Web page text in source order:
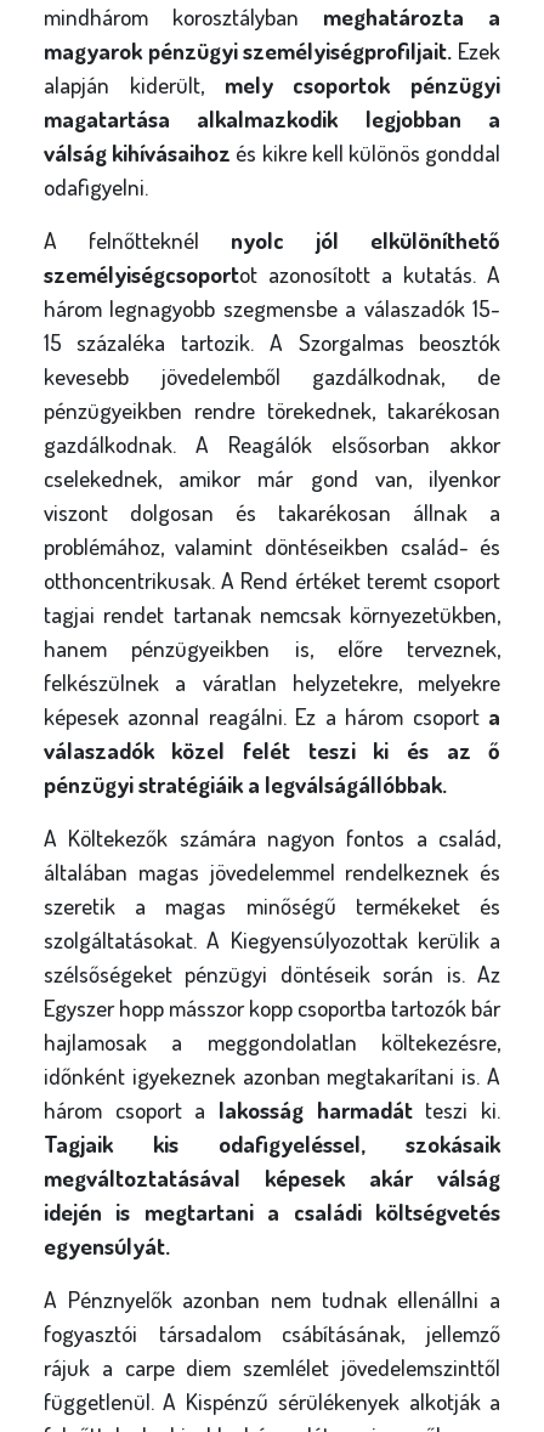
mindhárom korosztályban meghatározta a
magyarok pénzügyi személyiségprofiljait. Ezek
alapján kiderült, mely csoportok pénzügyi
magatartása alkalmazkodik legjobban a
válság kihívásaihoz és kikre kell különös gonddal
odafigyelni.
A felnőtteknél nyolc jól elkülöníthető
személyiségcsoportot azonosított a kutatás. A
három legnagyobb szegmensbe a válaszadók 15-
15 százaléka tartozik. A Szorgalmas beosztók
kevesebb jövedelemből gazdálkodnak, de
pénzügyeikben rendre törekednek, takarékosan
gazdálkodnak. A Reagálók elsősorban akkor
cselekednek, amikor már gond van, ilyenkor
viszont dolgosan és takarékosan állnak a
problémához, valamint döntéseikben család- és
otthoncentrikusak. A Rend értéket teremt csoport
tagjai rendet tartanak nemcsak környezetükben,
hanem pénzügyeikben is, előre terveznek,
felkészülnek a váratlan helyzetekre, melyekre
képesek azonnal reagálni. Ez a három csoport a
válaszadók közel felét teszi ki és az ő
pénzügyi stratégiáik a legválságállóbbak.
A Költekezők számára nagyon fontos a család,
általában magas jövedelemmel rendelkeznek és
szeretik a magas minőségű termékeket és
szolgáltatásokat. A Kiegyensúlyozottakkerülik a
szélsőségeket pénzügyi döntéseik során is. Az
Egyszer hopp másszor kopp csoportba tartozók bár
hajlamosak a meggondolatlan költekezésre,
időnként igyekeznek azonban megtakarítani is. A
három csoport a lakosság harmadátteszi ki.
Tagjaik kis odafigyeléssel, szokásaik
megváltoztatásával képesek akár válság
idején is megtartani a családi költségvetés
egyensúlyát.
A Pénznyelők azonban nem tudnak ellenállni a
fogyasztói társadalom csábításának, jellemző
rájuk a carpe diem szemlélet jövedelemszinttől
függetlenül. A Kispénzű sérülékenyekalkotják a